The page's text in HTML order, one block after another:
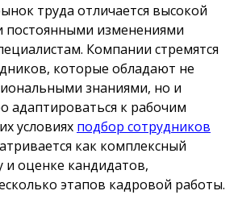
труда отличается высокой
постоянными изменениями
Компании стремятся
которые обладают не
знаниями, но и
адаптироваться к рабочим
условиях подбор сотрудников
как комплексный
и оценке кандидатов,
этапов кадровой работы.